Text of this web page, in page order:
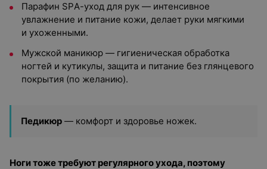
Парафин SPА-уход для рук — интенсивное
увлажнение и питание кожи, делает руки мягкими
и ухоженными.
Мужской маникюр — гигиеническая обработка
ногтей и кутикулы, защита и питание без глянцевого
покрытия (по желанию).
Педикюр — комфорт и здоровье ножек.
Ноги тоже требуют регулярного ухода, поэтому